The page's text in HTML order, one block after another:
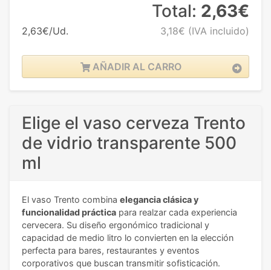
2,63€/Ud.
Total: 2,63€
3,18€ (IVA incluido)
AÑADIR AL CARRO
Elige el vaso cerveza Trento
de vidrio transparente 500
ml
El vaso Trento combina elegancia clásica y
funcionalidad práctica para realzar cada experiencia
cervecera. Su diseño ergonómico tradicional y
capacidad de medio litro lo convierten en la elección
perfecta para bares, restaurantes y eventos
corporativos que buscan transmitir sofisticación.